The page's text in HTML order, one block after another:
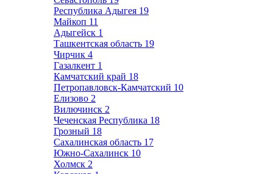
Республика Адыгея 19
Майкоп 11
Адыгейск 1
Ташкентская область 19
Чирчик 4
Газалкент 1
Камчатский край 18
Петропавловск-Камчатский 10
Елизово 2
Вилючинск 2
Чеченская Республика 18
Грозный 18
Сахалинская область 17
Южно-Сахалинск 10
Холмск 2